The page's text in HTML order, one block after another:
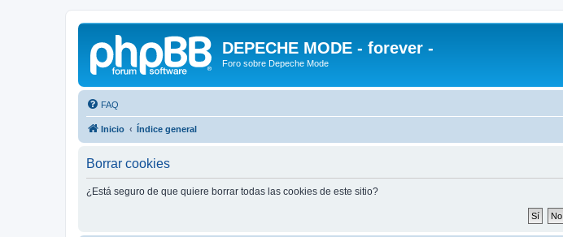
DEPECHE MODE - forever -
Foro sobre Depeche Mode
FAQ
Inicio Índice general
Borrar cookies
¿Está seguro de que quiere borrar todas las cookies de este sitio?